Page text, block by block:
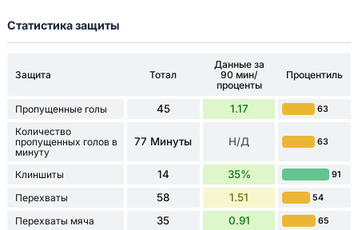
Статистика защиты
Защита Тотал
Данные за
90 мин/
проценты
Процентиль
Пропущенные голы 45 1.17 63
Количество
пропущенных голов в
минуту
77 Минуты Н/Д 63
Клиншиты 14 35% 91
Перехваты 58 1.51 54
Перехваты мяча 35 0.91 65